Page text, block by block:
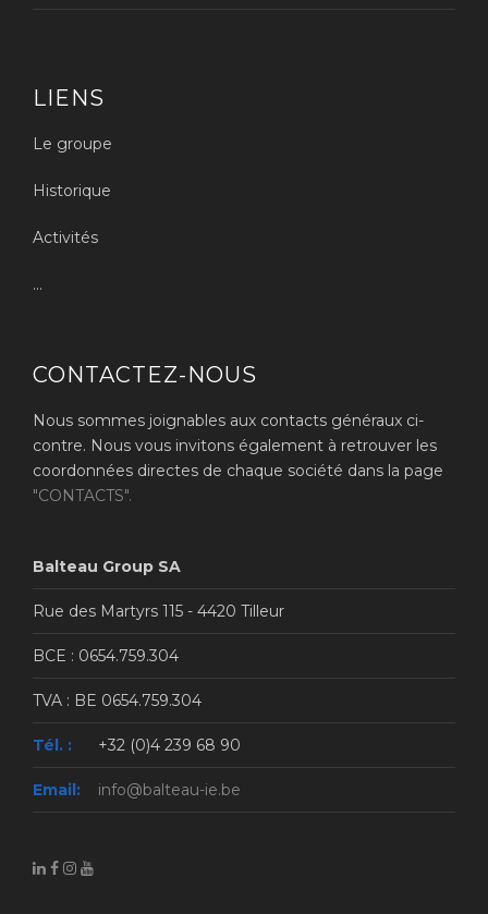
LIENS
Le groupe
Historique
Activités
...
CONTACTEZ-NOUS
Nous sommes joignables aux contacts généraux ci-
contre. Nous vous invitons également à retrouver les
coordonnées directes de chaque société dans la page
"CONTACTS".
Balteau Group SA
Rue des Martyrs 115 - 4420 Tilleur
BCE : 0654.759.304
TVA : BE 0654.759.304
Tél. : +32 (0)4 239 68 90
Email: info@balteau-ie.be